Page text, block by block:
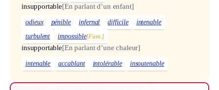
insupportable[En parlant d’un enfant]
odieux pénible infernal difficile
intenable
turbulent
impossible[Fam.]
insupportable[En parlant d’une chaleur]
intenable accablant intolérable insoutenable